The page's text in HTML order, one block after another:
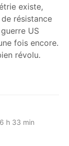
existe,
résistance
US
fois encore.
révolu.
h 33 min